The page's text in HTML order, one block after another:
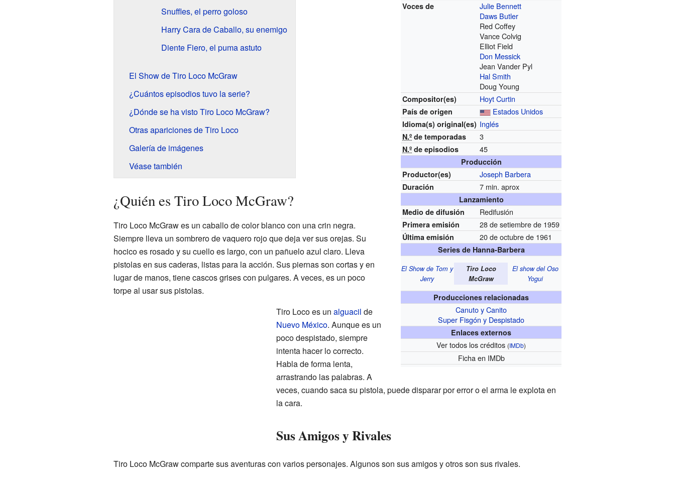
Voces de
Julie Bennett
Daws Butler
Red Coffey
Vance Colvig
Elliot Field
Don Messick
Jean Vander Pyl
Hal Smith
Doug Young
Compositor(es) Hoyt Curtin
País de origen Estados Unidos
Idioma(s) original(es) Inglés
N.º de temporadas 3
N.º de episodios 45
Producción
Productor(es)
Joseph Barbera
Duración 7 min. aprox
Lanzamiento
Medio de difusión
Redifusión
Primera emisión 28 de setiembre de 1959
Última emisión 20 de octubre de 1961
Series de Hanna-Barbera
El Show de Tom y
Jerry
Tiro Loco
McGraw
El show del Oso
Yogui
Producciones relacionadas
Canuto y Canito
Super Fisgón y Despistado
Enlaces externos
Ver todos los créditos (IMDb)
Fichaen IMDb
Snuffles, el perro goloso
Harry Cara de Caballo, su enemigo
Diente Fiero, el puma astuto
El Show de Tiro Loco McGraw
¿Cuántos episodios tuvo la serie?
¿Dónde se ha visto Tiro Loco McGraw?
Otras apariciones de Tiro Loco
Galería de imágenes
Véase también
¿Quién es Tiro Loco McGraw?
Tiro Loco McGraw es un caballo de color blanco con una crin negra.
Siempre lleva un sombrero de vaquero rojo que deja ver sus orejas. Su
hocico es rosado y su cuello es largo, con un pañuelo azul claro. Lleva
pistolas en sus caderas, listas para la acción. Sus piernas son cortas y en
lugar de manos, tiene cascos grises con pulgares. A veces, es un poco
torpe al usar sus pistolas.
Tiro Loco es un alguacil de
Nuevo México. Aunque es un
poco despistado, siempre
intenta hacer lo correcto.
Habla de forma lenta,
arrastrando las palabras. A
veces, cuando saca su pistola, puede disparar por error o el arma le explota en
la cara.
Sus Amigos y Rivales
Tiro Loco McGraw comparte sus aventuras con varios personajes. Algunos son sus amigos y otros son sus rivales.